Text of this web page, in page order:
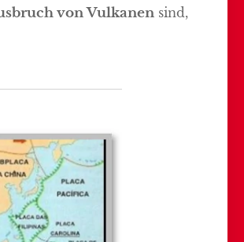
von Vulkanen sind,